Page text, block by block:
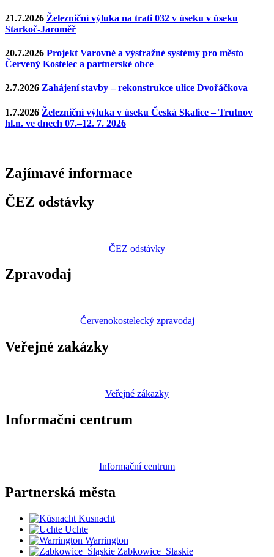
21.7.2026 Železniční výluka na trati 032 v úseku v úseku
Starkoč-Jaroměř
20.7.2026 Projekt Varovné a výstražné systémy pro město
Červený Kostelec a partnerské obce
2.7.2026 Zahájení stavby – rekonstrukce ulice Dvořáčkova
1.7.2026 Železniční výluka v úseku Česká Skalice – Trutnov
hl.n. ve dnech 07.–12. 7. 2026
Zajímavé informace
ČEZ odstávky
ČEZ odstávky
Zpravodaj
Červenokostelecký zpravodaj
Veřejné zakázky
Veřejné zákazky
Informační centrum
Informační centrum
Partnerská města
Kusnacht
Uchte
Warrington
Zabkowice_Slaskie